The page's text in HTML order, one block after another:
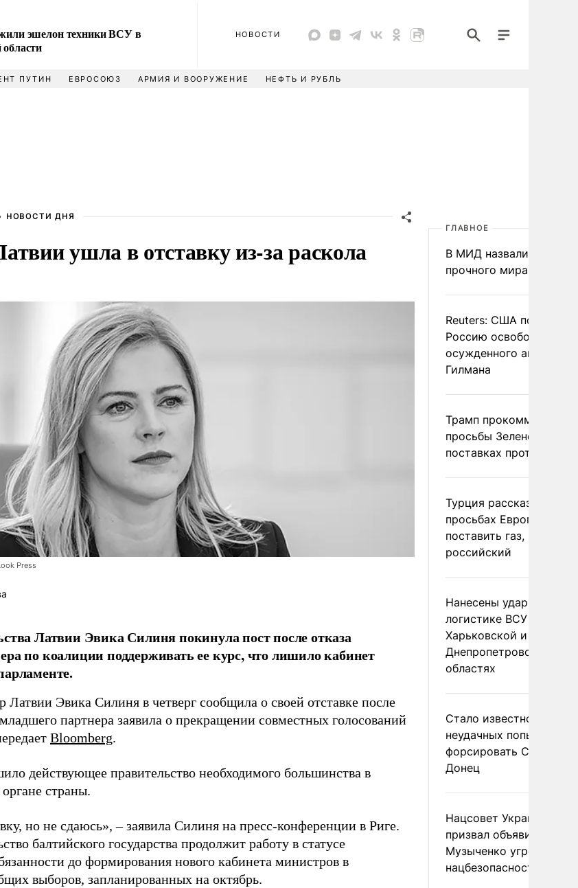
эшелон техники ВСУ в
НОВОСТИ
ПУТИН ЕВРОСОЮЗ АРМИЯ И ВООРУЖЕНИЕ НЕФТЬ И РУБЛЬ
НОВОСТИ ДНЯ
ушла в отставку из-за раскола
Press
Латвии Эвика Силиня покинула пост после отказа
по коалиции поддерживать ее курс, что лишило кабинет
Эвика Силиня в четверг сообщила о своей отставке после
партнера заявила о прекращении совместных голосований
Bloomberg.
действующее правительство необходимого большинства в
страны.
но не сдаюсь», – заявила Силиня на пресс-конференции в Риге.
балтийского государства продолжит работу в статусе
до формирования нового кабинета министров в
выборов, запланированных на октябрь.
ГЛАВНОЕ
В МИД назвали условия
прочного мира на
Reuters: США
Россию освободить
осужденного
Гилмана
Трамп
просьбы Зеленского о
поставках
Турция рассказала о
просьбах Европы
поставить газ, но не
российский
Нанесены удары по
логистике ВСУ в
Харьковской и
Днепропетровской
областях
Стало известно о
неудачных попытках
форсировать
Донец
Нацсовет Украины по
призвал объявить
Музыченко угрозой
нацбезопасности